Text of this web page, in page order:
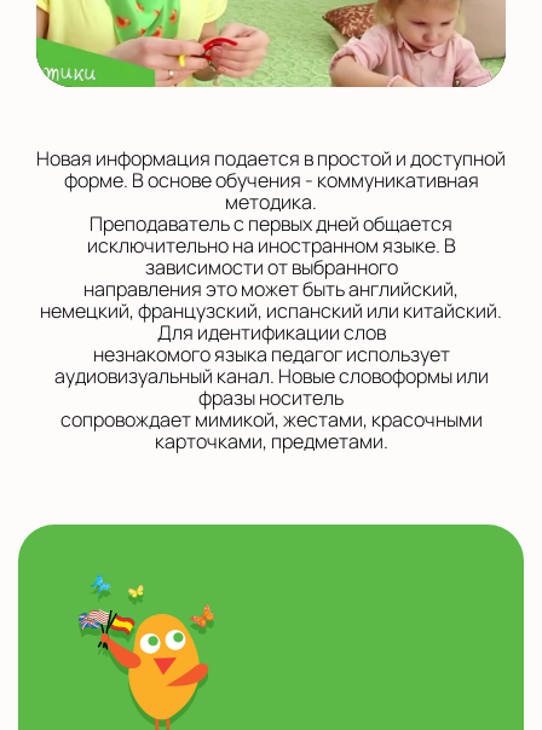
Новая информация подается в простой и доступной
форме. В основе обучения - коммуникативная
методика.
Преподаватель с первых дней общается
исключительно на иностранном языке. В
зависимости от выбранного
направления это может быть английский,
немецкий, французский, испанский или китайский.
Для идентификации слов
незнакомого языка педагог использует
аудиовизуальный канал. Новые словоформы или
фразы носитель
сопровождает мимикой, жестами, красочными
карточками, предметами.